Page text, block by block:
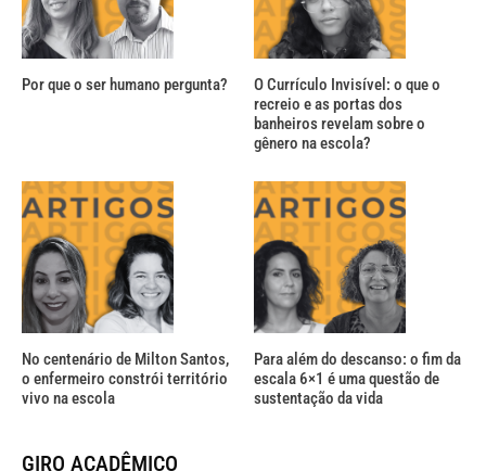
Por que o ser humano pergunta?
O Currículo Invisível: o que o
recreio e as portas dos
banheiros revelam sobre o
gênero na escola?
No centenário de Milton Santos,
o enfermeiro constrói território
vivo na escola
Para além do descanso: o fim da
escala 6×1 é uma questão de
sustentação da vida
GIRO ACADÊMICO